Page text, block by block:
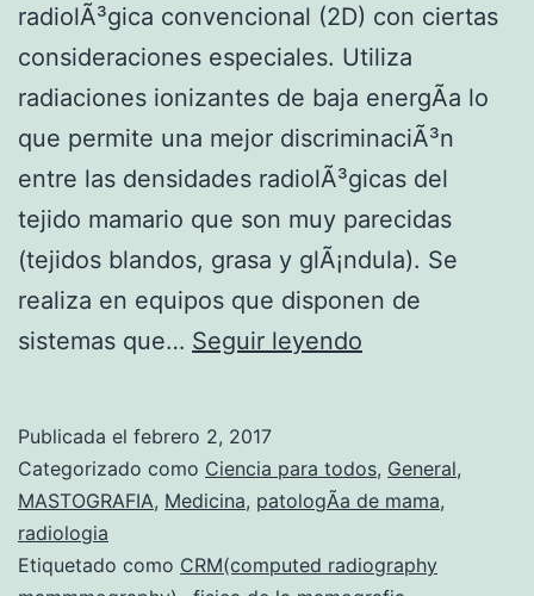
f
i
c
i
d
a
d
d
e
a
E
l
a
radiolÃ³gica convencional (2D) con ciertas
consideraciones especiales. Utiliza
radiaciones ionizantes de baja energÃ­a lo
que permite una mejor discriminaciÃ³n
entre las densidades radiolÃ³gicas del
tejido mamario que son muy parecidas
(tejidos blandos, grasa y glÃ¡ndula). Se
realiza en equipos que disponen de
sistemas que… Seguir leyendo
O
G
A
Publicada el febrero 2, 2017
Categorizado como Ciencia para todos, General,
MASTOGRAFIA, Medicina, patologÃ­a de mama,
radiologia
Etiquetado como CRM(computed radiography